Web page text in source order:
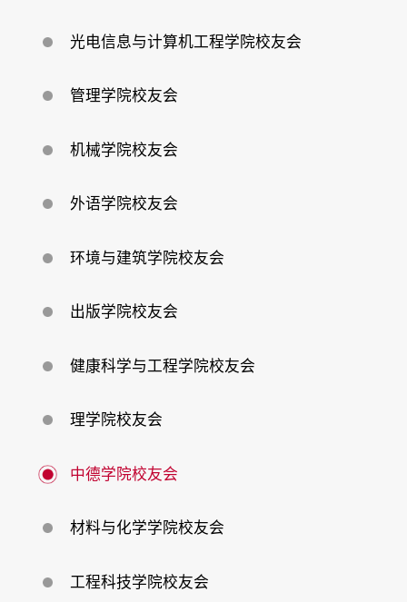
光电信息与计算机工程学院校友会
管理学院校友会
机械学院校友会
外语学院校友会
环境与建筑学院校友会
出版学院校友会
健康科学与工程学院校友会
理学院校友会
中德学院校友会
材料与化学学院校友会
工程科技学院校友会